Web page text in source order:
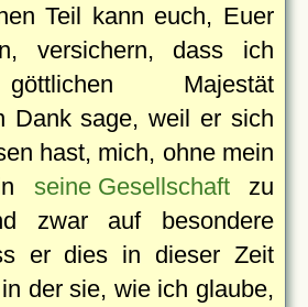
Teil kann euch, Euer
versichern, dass ich
Majestät
Dank sage, weil er sich
hast, mich, ohne mein
seine Gesellschaftzu
zwar auf besondere
er dies in dieser Zeit
der sie, wie ich glaube,